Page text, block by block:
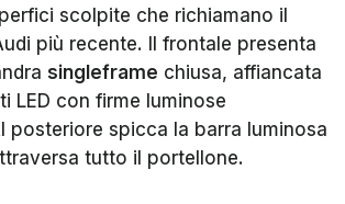
scolpite che richiamano il
più recente. Il frontale presenta
singleframe chiusa, affiancata
LED con firme luminose
posteriore spicca la barra luminosa
tutto il portellone.